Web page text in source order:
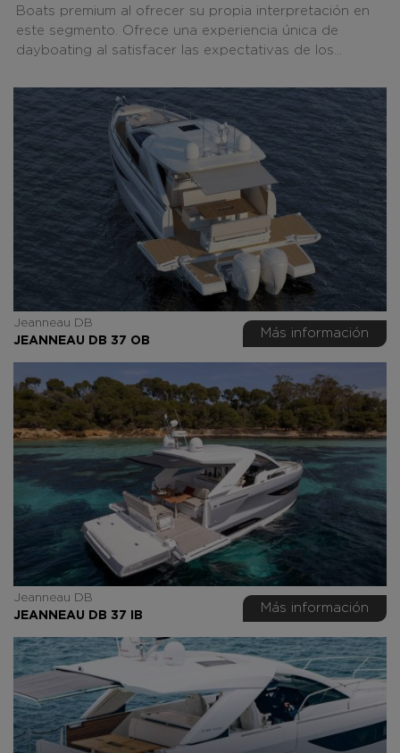
Boats premium al ofrecer su propia interpretación en
este segmento. Ofrece una experiencia única de
dayboating al satisfacer las expectativas de los...
Jeanneau DB
JEANNEAU DB 37 OB
Más información
Jeanneau DB
JEANNEAU DB 37 IB
Más información